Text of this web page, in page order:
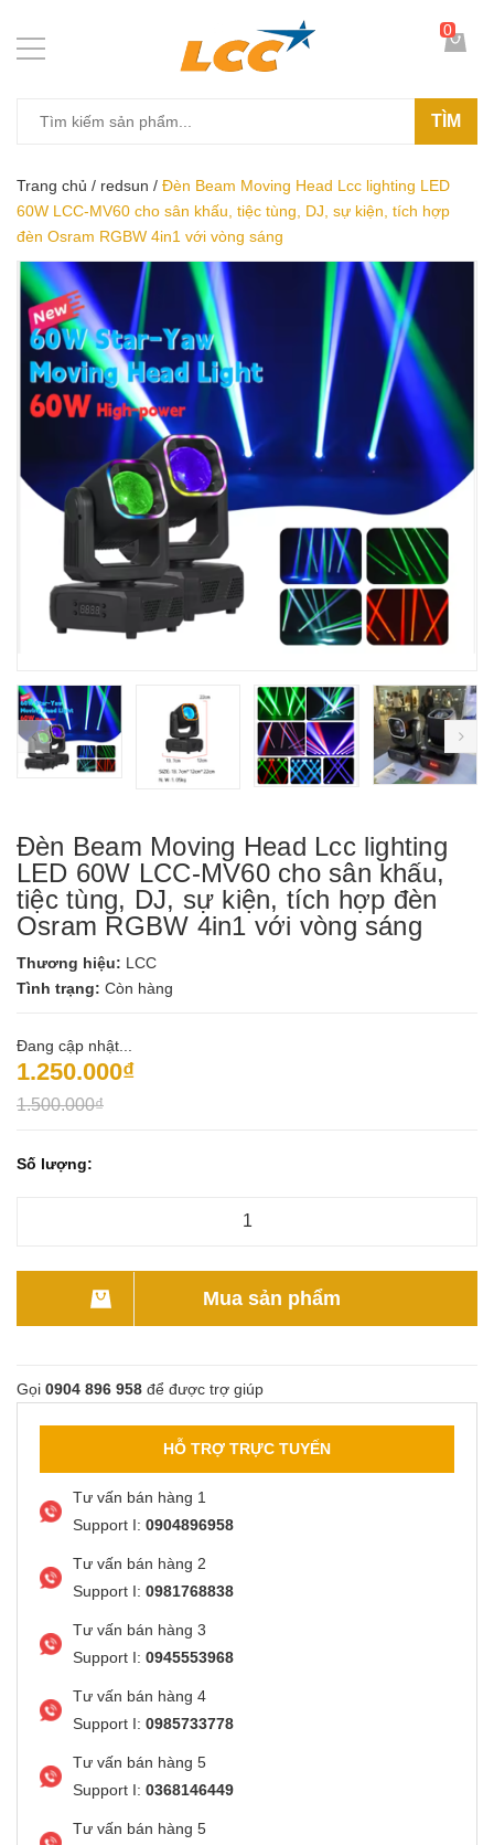
TÌM
0
Trang chủ / redsun / Đèn Beam Moving Head Lcc lighting LED
60W LCC-MV60 cho sân khấu, tiệc tùng, DJ, sự kiện, tích hợp
đèn Osram RGBW 4in1 với vòng sáng
prev
Đèn Beam Moving Head Lcc lighting
LED 60W LCC-MV60 cho sân khấu,
tiệc tùng, DJ, sự kiện, tích hợp đèn
Osram RGBW 4in1 với vòng sáng
Thương hiệu: LCC
Tình trạng: Còn hàng
Đang cập nhật...
1.250.000₫
1.500.000₫
Số lượng:
Mua sản phẩm
Gọi 0904 896 958 để được trợ giúp
HỖ TRỢ TRỰC TUYẾN
Tư vấn bán hàng 1
Support I: 0904896958
Tư vấn bán hàng 2
Support I: 0981768838
Tư vấn bán hàng 3
Support I: 0945553968
Tư vấn bán hàng 4
Support I: 0985733778
Tư vấn bán hàng 5
Support I: 0368146449
Tư vấn bán hàng 5